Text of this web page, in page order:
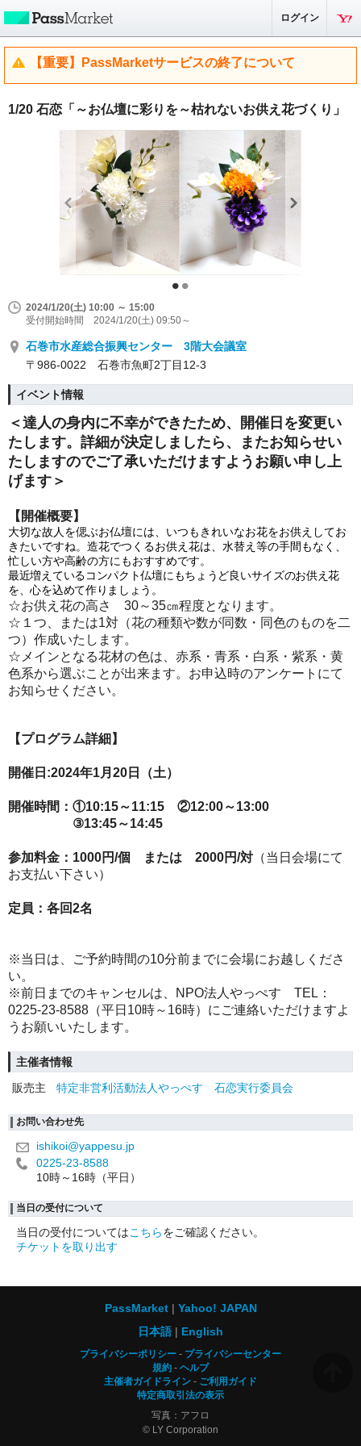
ログイン
【重要】PassMarketサービスの終了について
1/20 石恋「～お仏壇に彩りを～枯れないお供え花づくり」
2024/1/20(土) 10:00 ～ 15:00
受付開始時間 2024/1/20(土) 09:50～
石巻市水産総合振興センター 3階大会議室
〒986-0022 石巻市魚町2丁目12-3
イベント情報
＜達人の身内に不幸ができたため、開催日を変更い
たします。詳細が決定しましたら、またお知らせい
たしますのでご了承いただけますようお願い申し上
げます＞
【開催概要】
大切な故人を偲ぶお仏壇には、いつもきれいなお花をお供えしてお
きたいですね。造花でつくるお供え花は、水替え等の手間もなく、
忙しい方や高齢の方にもおすすめです。
最近増えているコンパクト仏壇にもちょうど良いサイズのお供え花
を、心を込めて作りましょう。
☆お供え花の高さ 30～35㎝程度となります。
☆１つ、または1対（花の種類や数が同数・同色のものを二
つ）作成いたします。
☆メインとなる花材の色は、赤系・青系・白系・紫系・黄
色系から選ぶことが出来ます。お申込時のアンケートにて
お知らせください。
【プログラム詳細】
開催日:2024年1月20日（土）
開催時間：①10:15～11:15 ②12:00～13:00
③13:45～14:45
参加料金：1000円/個 または 2000円/対 （当日会場にて
お支払い下さい）
定員：各回2名
※当日は、ご予約時間の10分前までに会場にお越しくださ
い。
※前日までのキャンセルは、NPO法人やっぺす TEL：
0225-23-8588（平日10時～16時）にご連絡いただけますよ
うお願いいたします。
主催者情報
販売主
特定非営利活動法人やっぺす 石恋実行委員会
お問い合わせ先
ishikoi@yappesu.jp
0225-23-8588
10時～16時（平日）
当日の受付について
当日の受付についてはこちらをご確認ください。
チケットを取り出す
PassMarket
Yahoo! JAPAN
日本語
English
プライバシーポリシー
プライバシーセンター
規約
ヘルプ
主催者ガイドライン
ご利用ガイド
特定商取引法の表示
写真：アフロ
© LY Corporation